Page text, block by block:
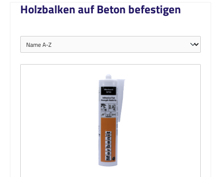
Holzbalken auf Beton befestigen